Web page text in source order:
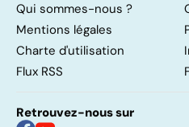
Qui sommes-nous ?
Mentions légales
Charte d'utilisation
Flux RSS
Retrouvez-nous sur